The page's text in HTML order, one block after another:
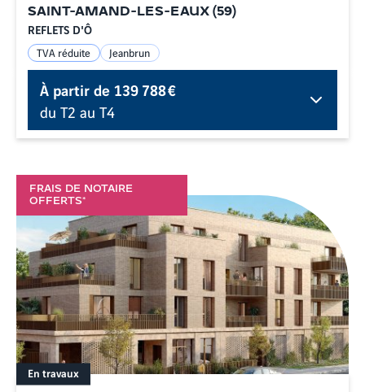
SAINT-AMAND-LES-EAUX (59)
REFLETS D'Ô
TVA réduite Jeanbrun
À partir de139 788 €
du T2 au T4
FRAIS DE NOTAIRE
OFFERTS*
En travaux